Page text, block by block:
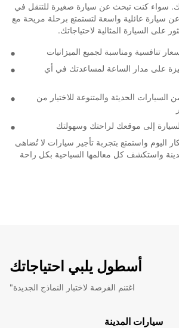
لك. سواء كنت تبحث عن سيارة صغيرة للتنقل في
سيارة عائلية واسعة لتستمتع برحلة مريحة مع
على السيارة المثالية لاحتياجاتك.
تنافسية ومناسبة لجميع الميزانيات
على مدار الساعة لمساعدتك في أي
الحديثة والمتنوعة للاختيار من
إلى موقعك لراحتك وسهولتك
اليوم واستمتع بتجربة تأجير سيارات لا تُضاهى
واستكشف كل معالمها السياحية بكل راحة
أسطول يلبي احتياجاتك
"اغتنم الفرصة لاختبار النماذج الجديدة
سيارات المدينة